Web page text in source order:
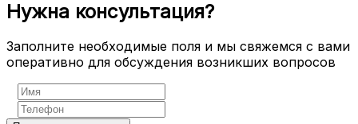
Нужна консультация?
Заполните необходимые поля и мы свяжемся с вами
оперативно для обсуждения возникших вопросов